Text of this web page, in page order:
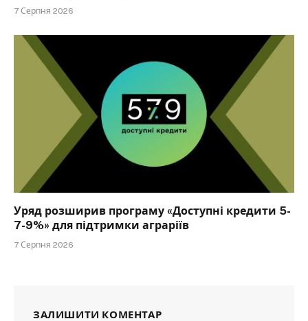
7 Серпня 2026
Уряд розширив програму «Доступні кредити 5-
7-9%» для підтримки аграріїв
7 Серпня 2026
ЗАЛИШИТИ КОМЕНТАР